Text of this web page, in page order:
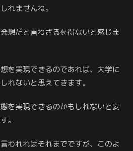
れませんね。
想だと言わざるを得ないと感じま
を実現できるのであれば、大学に
れないと思えてきます。
を実現できるのかもしれないと妄
。
われればそれまでですが、このよ